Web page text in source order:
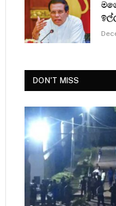
DON'T MISS